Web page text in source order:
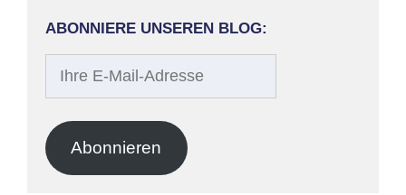
ABONNIERE UNSEREN BLOG:
Adresse
Abonnieren